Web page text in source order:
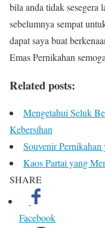
bila anda tidak sesegera
sebelumnya sempat
dapat saya buat
Emas Pernikahan
Related posts:
Mengetahui Seluk
Kebersihan
Souvenir Pernikahan
Kaos Partai yang
SHARE
Facebook